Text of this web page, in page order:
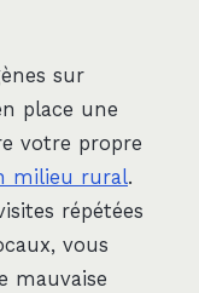
sur
place une
votre propre
milieu rural.
répétées
vous
mauvaise